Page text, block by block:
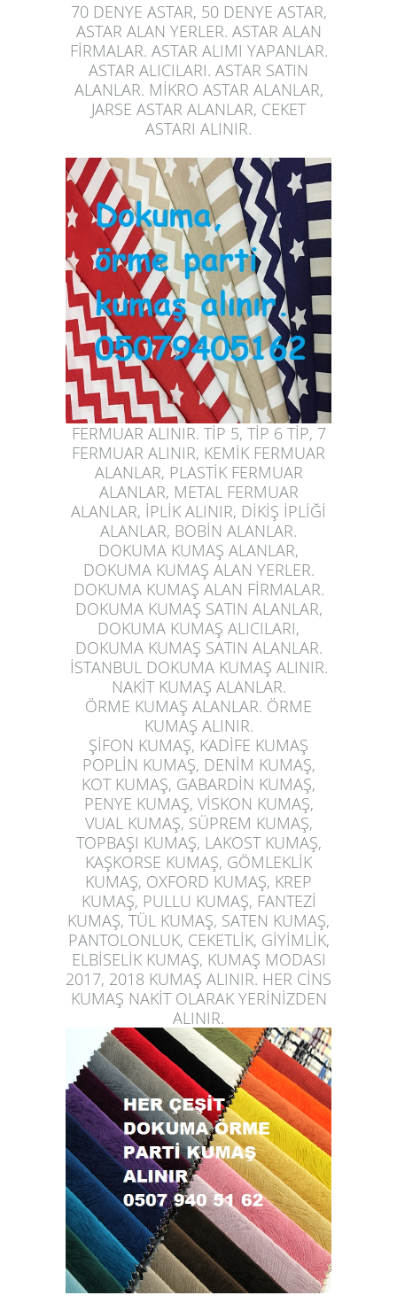
70 DENYE ASTAR, 50 DENYE ASTAR,
ASTAR ALAN YERLER. ASTAR ALAN
FİRMALAR. ASTAR ALIMI YAPANLAR.
ASTAR ALICILARI. ASTAR SATIN
ALANLAR. MİKRO ASTAR ALANLAR,
JARSE ASTAR ALANLAR, CEKET
ASTARI ALINIR.
FERMUAR ALINIR. TİP 5, TİP 6 TİP, 7
FERMUAR ALINIR, KEMİK FERMUAR
ALANLAR, PLASTİK FERMUAR
ALANLAR, METAL FERMUAR
ALANLAR, İPLİK ALINIR, DİKİŞ İPLİĞİ
ALANLAR, BOBİN ALANLAR.
DOKUMA KUMAŞ ALANLAR,
DOKUMA KUMAŞ ALAN YERLER.
DOKUMA KUMAŞ ALAN FİRMALAR.
DOKUMA KUMAŞ SATIN ALANLAR,
DOKUMA KUMAŞ ALICILARI,
DOKUMA KUMAŞ SATIN ALANLAR.
İSTANBUL DOKUMA KUMAŞ ALINIR.
NAKİT KUMAŞ ALANLAR.
ÖRME KUMAŞ ALANLAR. ÖRME
KUMAŞ ALINIR.
ŞİFON KUMAŞ, KADİFE KUMAŞ
POPLİN KUMAŞ, DENİM KUMAŞ,
KOT KUMAŞ, GABARDİN KUMAŞ,
PENYE KUMAŞ, VİSKON KUMAŞ,
VUAL KUMAŞ, SÜPREM KUMAŞ,
TOPBAŞI KUMAŞ, LAKOST KUMAŞ,
KAŞKORSE KUMAŞ, GÖMLEKLİK
KUMAŞ, OXFORD KUMAŞ, KREP
KUMAŞ, PULLU KUMAŞ, FANTEZİ
KUMAŞ, TÜL KUMAŞ, SATEN KUMAŞ,
PANTOLONLUK, CEKETLİK, GİYİMLİK,
ELBİSELİK KUMAŞ, KUMAŞ MODASI
2017, 2018 KUMAŞ ALINIR. HER CİNS
KUMAŞ NAKİT OLARAK YERİNİZDEN
ALINIR.